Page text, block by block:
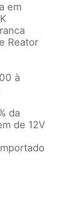
em
Reator
à
da
de 12V